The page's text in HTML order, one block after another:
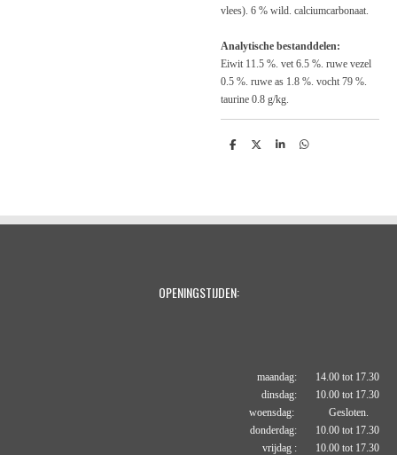
vlees). 6 % wild. calciumcarbonaat.
Analytische bestanddelen:
Eiwit 11.5 %. vet 6.5 %. ruwe vezel
0.5 %. ruwe as 1.8 %. vocht 79 %.
taurine 0.8 g/kg.
D
D
S
D
OPENINGSTIJDEN:
maandag: 14.00 tot 17.30
dinsdag: 10.00 tot 17.30
woensdag: Gesloten.
donderdag: 10.00 tot 17.30
vrijdag : 10.00 tot 17.30